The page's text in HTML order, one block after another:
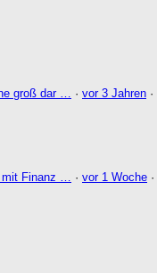
groß dar … · vor 3 Jahren ·
Finanz … · vor 1 Woche ·